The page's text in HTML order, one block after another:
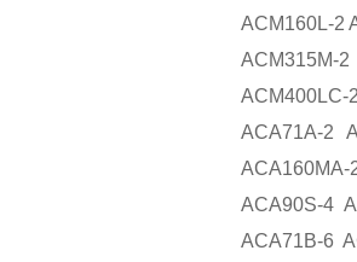
ACM160L-2
ACM315M-
ACM400LC-
ACA71A-2
ACA160MA-
ACA90S-4
ACA71B-6